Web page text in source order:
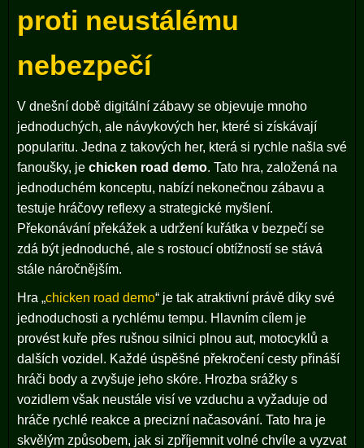
proti neustálému
nebezpečí
V dnešní době digitální zábavy se objevuje mnoho
jednoduchých, ale návykových her, které si získávají
popularitu. Jedna z takových her, která si rychle našla své
fanoušky, je chicken road demo. Tato hra, založená na
jednoduchém konceptu, nabízí nekonečnou zábavu a
testuje hráčovy reflexy a strategické myšlení.
Překonávání překážek a udržení kuřátka v bezpečí se
zdá být jednoduché, ale s rostoucí obtížností se stává
stále náročnějším.
Hra „chicken road demo“ je tak atraktivní právě díky své
jednoduchosti a rychlému tempu. Hlavním cílem je
provést kuře přes rušnou silnici plnou aut, motocyklů a
dalších vozidel. Každé úspěšné překročení cesty přináší
hráči body a zvyšuje jeho skóre. Hrozba srážky s
vozidlem však neustále visí ve vzduchu a vyžaduje od
hráče rychlé reakce a precizní načasování. Tato hra je
skvělým způsobem, jak si zpříjemnit volné chvíle a vyzvat